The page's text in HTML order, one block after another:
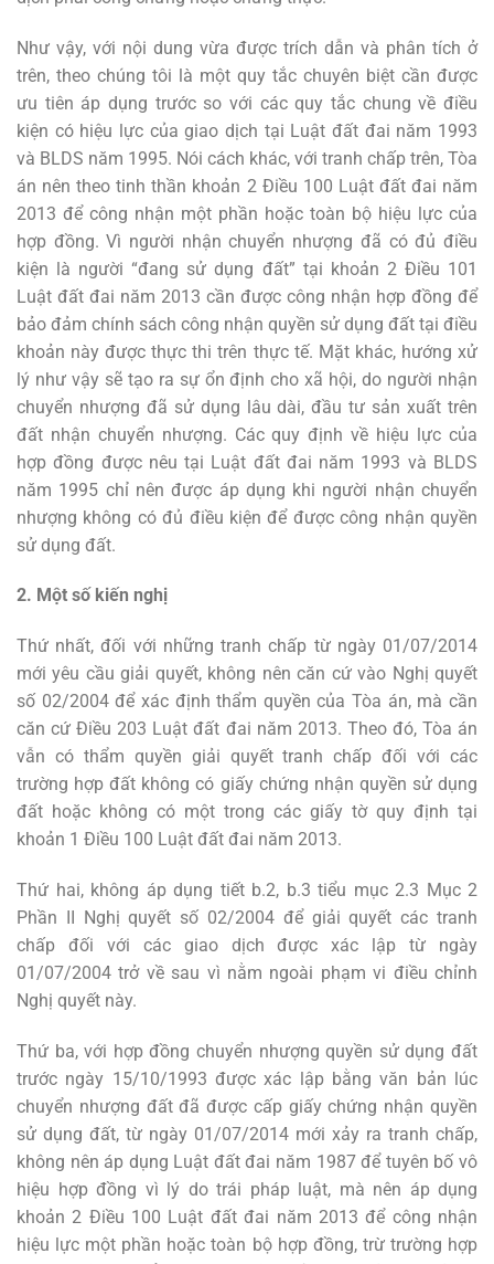
Như vậy, với nội dung vừa được trích dẫn và phân tích ở
trên, theo chúng tôi là một quy tắc chuyên biệt cần được
ưu tiên áp dụng trước so với các quy tắc chung về điều
kiện có hiệu lực của giao dịch tại Luật đất đai năm 1993
và BLDS năm 1995. Nói cách khác, với tranh chấp trên, Tòa
án nên theo tinh thần khoản 2 Điều 100 Luật đất đai năm
2013 để công nhận một phần hoặc toàn bộ hiệu lực của
hợp đồng. Vì người nhận chuyển nhượng đã có đủ điều
kiện là người “đang sử dụng đất” tại khoản 2 Điều 101
Luật đất đai năm 2013 cần được công nhận hợp đồng để
bảo đảm chính sách công nhận quyền sử dụng đất tại điều
khoản này được thực thi trên thực tế. Mặt khác, hướng xử
lý như vậy sẽ tạo ra sự ổn định cho xã hội, do người nhận
chuyển nhượng đã sử dụng lâu dài, đầu tư sản xuất trên
đất nhận chuyển nhượng. Các quy định về hiệu lực của
hợp đồng được nêu tại Luật đất đai năm 1993 và BLDS
năm 1995 chỉ nên được áp dụng khi người nhận chuyển
nhượng không có đủ điều kiện để được công nhận quyền
sử dụng đất.
2. Một số kiến nghị
Thứ nhất, đối với những tranh chấp từ ngày 01/07/2014
mới yêu cầu giải quyết, không nên căn cứ vào Nghị quyết
số 02/2004 để xác định thẩm quyền của Tòa án, mà cần
căn cứ Điều 203 Luật đất đai năm 2013. Theo đó, Tòa án
vẫn có thẩm quyền giải quyết tranh chấp đối với các
trường hợp đất không có giấy chứng nhận quyền sử dụng
đất hoặc không có một trong các giấy tờ quy định tại
khoản 1 Điều 100 Luật đất đai năm 2013.
Thứ hai, không áp dụng tiết b.2, b.3 tiểu mục 2.3 Mục 2
Phần II Nghị quyết số 02/2004 để giải quyết các tranh
chấp đối với các giao dịch được xác lập từ ngày
01/07/2004 trở về sau vì nằm ngoài phạm vi điều chỉnh
Nghị quyết này.
Thứ ba, với hợp đồng chuyển nhượng quyền sử dụng đất
trước ngày 15/10/1993 được xác lập bằng văn bản lúc
chuyển nhượng đất đã được cấp giấy chứng nhận quyền
sử dụng đất, từ ngày 01/07/2014 mới xảy ra tranh chấp,
không nên áp dụng Luật đất đai năm 1987 để tuyên bố vô
hiệu hợp đồng vì lý do trái pháp luật, mà nên áp dụng
khoản 2 Điều 100 Luật đất đai năm 2013 để công nhận
hiệu lực một phần hoặc toàn bộ hợp đồng, trừ trường hợp